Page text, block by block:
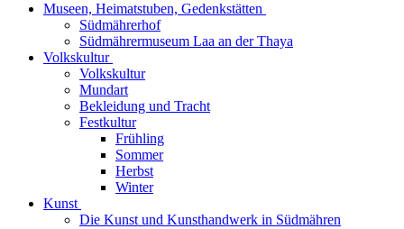
Museen, Heimatstuben, Gedenkstätten
Südmährerhof
Südmährermuseum Laa an der Thaya
Volkskultur
Volkskultur
Mundart
Bekleidung und Tracht
Festkultur
Frühling
Sommer
Herbst
Winter
Kunst
Die Kunst und Kunsthandwerk in Südmähren